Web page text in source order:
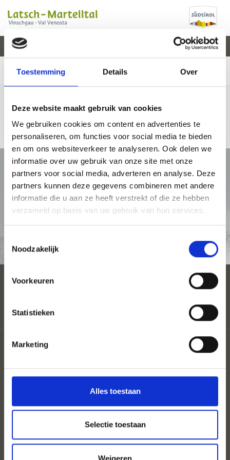
Toestemming Details Over
Deze website maakt gebruik van cookies
We gebruiken cookies om content en advertenties te
personaliseren, om functies voor social media te bieden
en om ons websiteverkeer te analyseren. Ook delen we
informatie over uw gebruik van onze site met onze
partners voor social media, adverteren en analyse. Deze
partners kunnen deze gegevens combineren met andere
informatie die u aan ze heeft verstrekt of die ze hebben
verzameld op basis van uw gebruik van hun services.
Toestemmingsselectie
Noodzakelijk
Voorkeuren
Statistieken
Marketing
Alles toestaan
Selectie toestaan
Weigeren
V
+39 0473 62 31 09 info@latsch.it Online-kaart
VAKANTIE IN LATSCH - MARTELLTAL
PAKKETTEN
ACCOMMODATIES
Sitemap
Cookies
UID: IT00860350214 St.Nr: 82026680213